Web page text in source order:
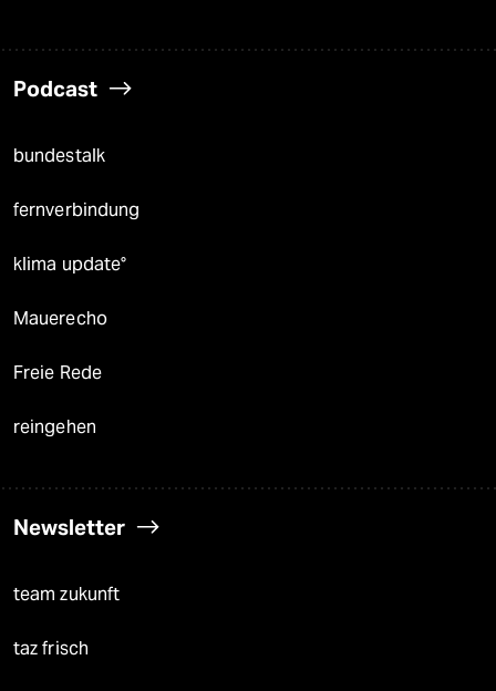
Podcast
bundestalk
fernverbindung
klima update°
Mauerecho
Freie Rede
reingehen
Newsletter
team zukunft
taz frisch